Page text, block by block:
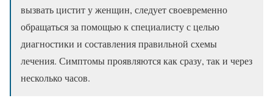
вызвать цистит у женщин, следует своевременно
обращаться за помощью к специалисту с целью
диагностики и составления правильной схемы
лечения. Симптомы проявляются как сразу, так и через
несколько часов.